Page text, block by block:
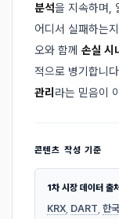
분석을 지속하며,
어디서 실패하는
오와 함께 손실 시
적으로 병기합니
관리 라는 믿음이
콘텐츠 작성 기준
1차 시장 데이터 출처
KRX DART 한